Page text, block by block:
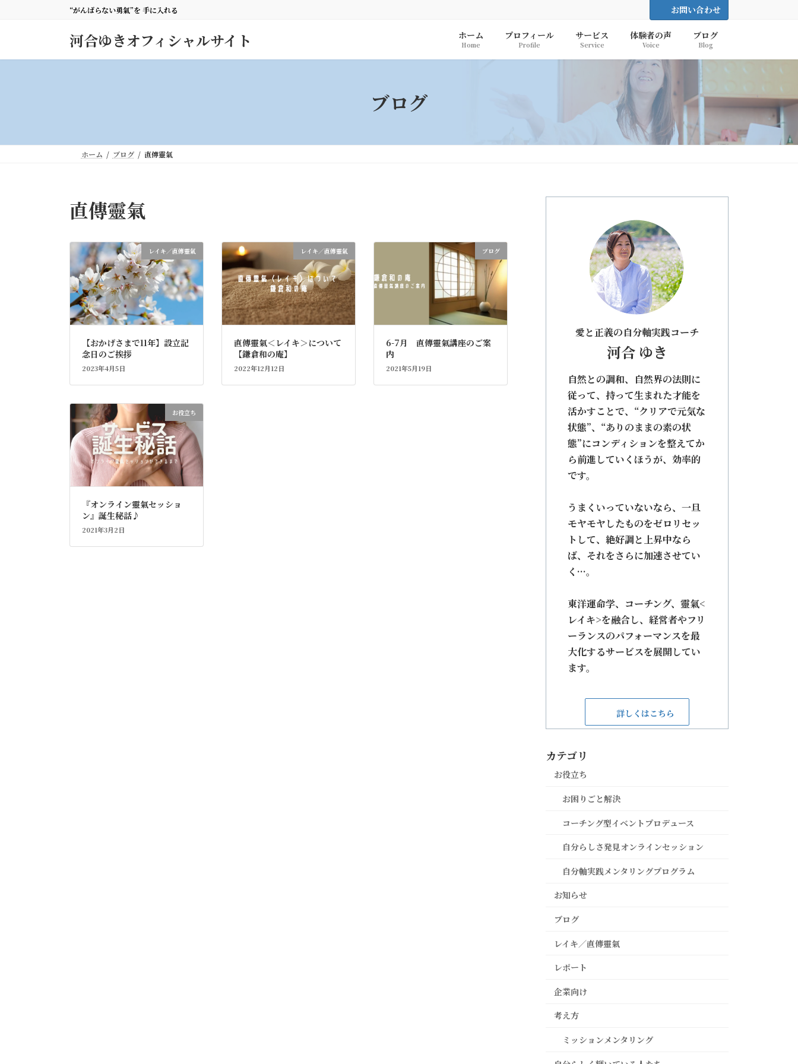
ツ
シ
“がんばらない勇氣”を 手に入れる お問い合わせ
河合ゆきオフィシャルサイト ホーム
Home
プロフィール
Profile
サービス
Service
体験者の声
Voice
ブログ
Blog
ブログ
ホーム ブログ 直傳靈氣
直傳靈氣
レイキ／直傳靈氣
【おかげさまで11年】設立記
念日のご挨拶
2023年4月5日
レイキ／直傳靈氣
直傳靈氣＜レイキ＞について
【鎌倉和の庵】
2022年12月12日
ブログ
6-7月 直傳靈氣講座のご案
内
2021年5月19日
お役立ち
『オンライン靈氣セッショ
ン』誕生秘話♪
2021年3月2日
愛と正義の自分軸実践コーチ
河合 ゆき
自然との調和、自然界の法則に
従って、持って生まれた才能を
活かすことで、“クリアで元気な
状態”、“ありのままの素の状
態”にコンディションを整えてか
ら前進していくほうが、効率的
です。
うまくいっていないなら、一旦
モヤモヤしたものをゼロリセッ
トして、絶好調と上昇中なら
ば、それをさらに加速させてい
く···。
東洋運命学、コーチング、靈氣<
レイキ>を融合し、経営者やフリ
ーランスのパフォーマンスを最
大化するサービスを展開してい
ます。
詳しくはこちら
カテゴリ
お役立ち
お困りごと解決
コーチング型イベントプロデュース
自分らしさ発見オンラインセッション
自分軸実践メンタリングプログラム
お知らせ
ブログ
レイキ／直傳靈氣
レポート
企業向け
考え方
ミッションメンタリング